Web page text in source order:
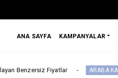
ANA SAYFA KAMPANYALAR
Fiyatlar ARABA KAMPANYALARI